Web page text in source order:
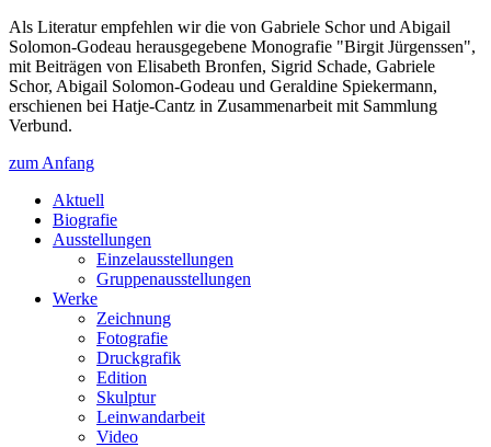
Als Literatur empfehlen wir die von Gabriele Schor und Abigail
Solomon-Godeau herausgegebene Monografie "Birgit Jürgenssen",
mit Beiträgen von Elisabeth Bronfen, Sigrid Schade, Gabriele
Schor, Abigail Solomon-Godeau und Geraldine Spiekermann,
erschienen bei Hatje-Cantz in Zusammenarbeit mit Sammlung
Verbund.
zum Anfang
Aktuell
Biografie
Ausstellungen
Einzelausstellungen
Gruppenausstellungen
Werke
Zeichnung
Fotografie
Druckgrafik
Edition
Skulptur
Leinwandarbeit
Video